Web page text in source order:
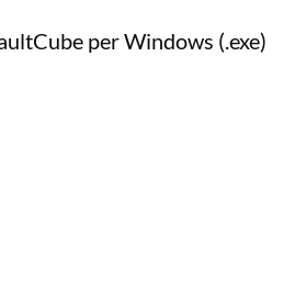
per Windows (.exe)